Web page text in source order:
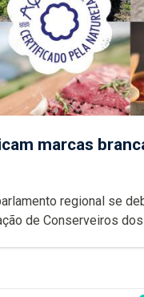
marcas
regional se